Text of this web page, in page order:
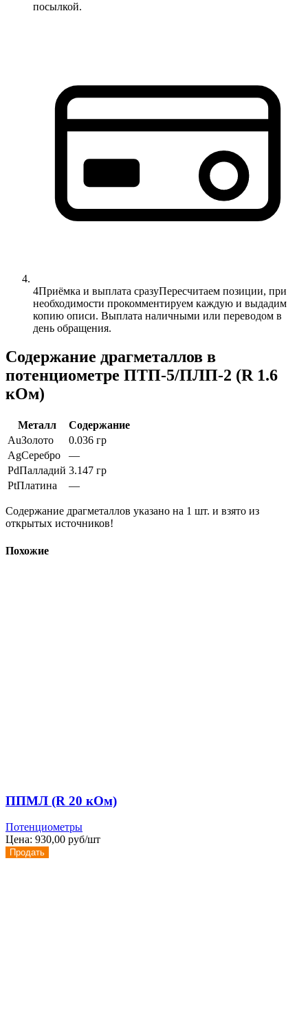
посылкой.
4Приёмка и выплата сразуПересчитаем позиции, при
необходимости прокомментируем каждую и выдадим
копию описи. Выплата наличными или переводом в
день обращения.
Содержание драгметаллов в
потенциометре ПТП-5/ПЛП-2 (R 1.6
кОм)
Металл
Содержание
AuЗолото
0.036 гр
AgСеребро
—
PdПалладий 3.147 гр
PtПлатина —
Содержание драгметаллов указано на 1 шт. и взято из
открытых источников!
Похожие
ППМЛ (R 20 кОм)
Потенциометры
Цена: 930,00 руб/шт
Продать